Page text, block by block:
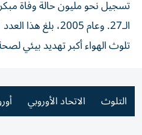
تسجيل نحو مليون حالة وفاة
تلوث الهواء أكبر تهديد بيئي
التلوث الاتحاد الأوروبي